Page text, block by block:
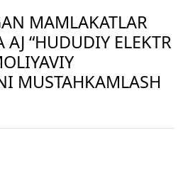
MAMLAKATLAR
“HUDUDIY ELEKTR
MUSTAHKAMLASH